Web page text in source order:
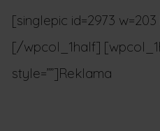
[singlepic id=2973
[/wpcol_1half]
style=””]Reklama